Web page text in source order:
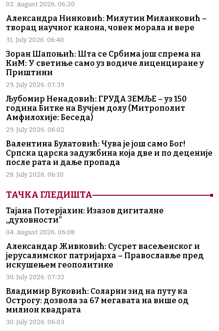
02. August 2026. 06:20
Александра Нинковић: Милутин Миланковић –
творац научног канона, човек морала и вере
31. July 2026. 06:40
Зоран Шапоњић: Шта се Србима још спрема на
КиМ: У светиње само уз водиче лиценциране у
Приштини
29. July 2026. 07:39
Љубомир Ненадовић: ГРУДА ЗЕМЉЕ – уз 150
година Битке на Вучјем долу (Митрополит
Амфилохије: Беседа)
29. July 2026. 06:02
Валентина Булатовић: Чува је још само Бог!
Српска царска задужбина која две и по деценије
после рата и даље пропада
28. July 2026. 06:10
ТАЧКА ГЛЕДИШТА
Тајана Потерјахин: Изазов дигиталне
„духовности”
04. August 2026. 06:08
Александар Живковић: Сусрет васељенског и
јерусалимског патријарха – Православље пред
искушењем геополитике
30. July 2026. 07:32
Владимир Вуковић: Соларни зид на путу ка
Острогу: дозвола за 67 мегавата на више од
милион квадрата
30. July 2026. 06:03